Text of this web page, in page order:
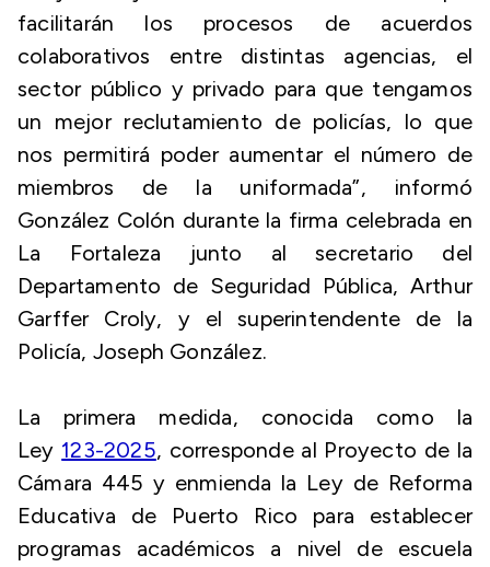
facilitarán los procesos de acuerdos
colaborativos entre distintas agencias, el
sector público y privado para que tengamos
un mejor reclutamiento de policías, lo que
nos permitirá poder aumentar el número de
miembros de la uniformada”, informó
González Colón durante la firma celebrada en
La Fortaleza junto al secretario del
Departamento de Seguridad Pública, Arthur
Garffer Croly, y el superintendente de la
Policía, Joseph González.
La primera medida, conocida como la
Ley 123-2025, corresponde al Proyecto de la
Cámara 445 y enmienda la Ley de Reforma
Educativa de Puerto Rico para establecer
programas académicos a nivel de escuela